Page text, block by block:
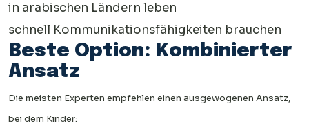
in arabischen Ländern leben
schnell Kommunikationsfähigkeiten brauchen
Beste Option: Kombinierter
Ansatz
Die meisten Experten empfehlen einen ausgewogenen Ansatz,
bei dem Kinder: